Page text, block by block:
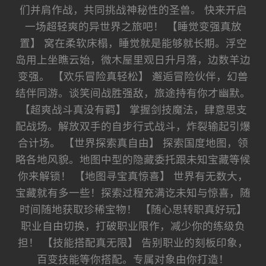
们并肩作战，共同挑战神秘性的圣兽。 快来开启
一场超轻爽的异世界之旅吧！ 【睡觉变强真放
置】 窝在柔软床榻，睡觉就是能够就长期。浮空
岛用上坐瞧云始，微木屋里观日升月落，边数羊边
变强。 【欢乐冒险真轻松】 邂逅冒险伙伴，幻兽
结伴同游。谈笑间战胜强敌，旅途持有你才幽默。
【超爽战斗真没有羁】 掌握剑技魔法，肆意思支
配战场。解放双手的自步行式战斗，炸裂输起引爆
合计场。 【世界探索真自由】 探索国度地图，领
略各地风貌。地图中型的隐藏委托跟未知宝藏等候
你来解锁！ 【地图寻宝真惊喜】 世界有无数大，
宝藏就有多一些！探索过程充满讫未知与惊喜，随
时间随地获取珍稀宝物！ 【随心思转职真好玩】
职业自由切换，打破职业限作，减少你的练级负
担！ 【技能搭配真无限】 告别职业的刻板印象，
百变技能等你搭配。专属对象由你打造！